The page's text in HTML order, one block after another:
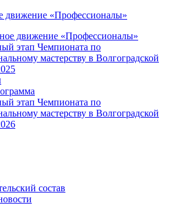
движение «Профессионалы»
движение «Профессионалы»
этап Чемпионата по
мастерству в Волгоградской
этап Чемпионата по
мастерству в Волгоградской
состав